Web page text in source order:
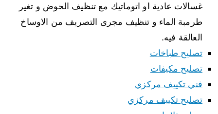
غسالات عادية او اتوماتيك مع تنظيف الحوض و تغير
طرمبة الماء و تنظيف مجرى التصريف من الاوساخ
العالقة فيه.
تصليح طباخات
تصليح مكيفات
فني تكييف مركزي
تصليح تكييف مركزي